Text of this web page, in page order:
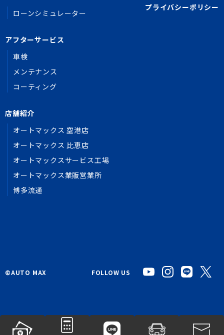
ローンシミュレーター
アフターサービス
車検
メンテナンス
コーティング
店舗紹介
オートマックス 空港店
オートマックス 比恵店
オートマックスサービス工場
オートマックス業販営業所
博多流通
プライバシーポリシー
©︎AUTO MAX FOLLOW US